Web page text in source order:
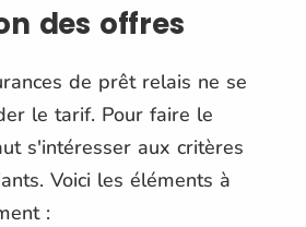
des offres
de prêt relais ne se
le tarif. Pour faire le
s'intéresser aux critères
Voici les éléments à
: